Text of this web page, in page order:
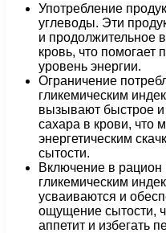
Употребление
углеводы. Эти
и продолжительное
кровь, что помогает
уровень энергии.
Ограничение
гликемическим
вызывают быстрое
сахара в крови, что
энергетическим
сытости.
Включение в рацион
гликемическим
усваиваются и
ощущение сытости,
аппетит и избегать